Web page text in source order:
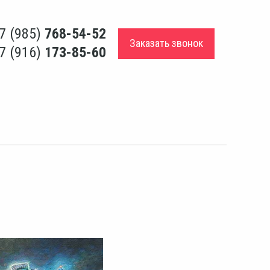
(985) 768-54-52
(916) 173-85-60
Заказать звонок